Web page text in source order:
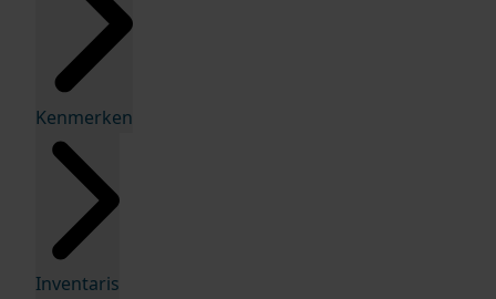
Kenmerken
Inventaris